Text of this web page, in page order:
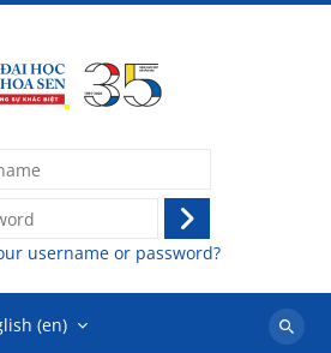
Log
in
username or password?
‎(en)‎
Search